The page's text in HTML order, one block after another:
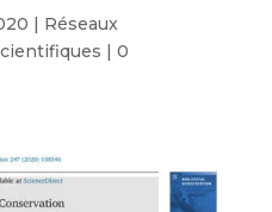
| Réseaux
| 0